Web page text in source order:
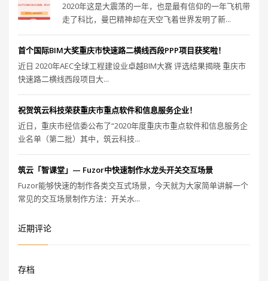
2020年这是大震荡的一年，也是最有信仰的一年飞机带
走了科比，曼巴精神却在天空飞着世界发明了新...
首个国际BIM大奖重庆市快速路二横线西段PPP项目获奖啦！
近日 2020年AEC全球工程建设业卓越BIM大赛 评选结果揭晓 重庆市
快速路二横线西段项目大...
祝贺筑云科技荣获重庆市重点软件和信息服务企业！
近日，重庆市经信委公布了“2020年度重庆市重点软件和信息服务企
业名单（第二批）其中，筑云科技...
筑云「智课堂」— Fuzor中快速制作水龙头开关交互场景
Fuzor能够快速的制作各类交互式场景，今天就为大家简单讲解一个
常见的交互场景制作方法：开关水...
近期评论
存档